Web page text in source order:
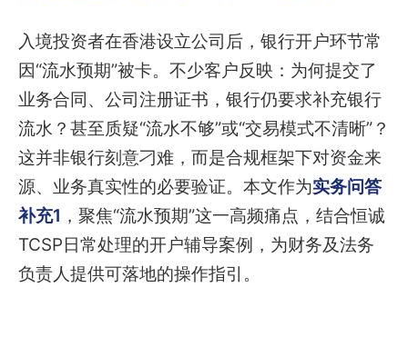
入境投资者在香港设立公司后，银行开户环节常
因“流水预期”被卡。不少客户反映：为何提交了
业务合同、公司注册证书，银行仍要求补充银行
流水？甚至质疑“流水不够”或“交易模式不清晰”？
这并非银行刻意刁难，而是合规框架下对资金来
源、业务真实性的必要验证。本文作为实务问答
补充1 ，聚焦“流水预期”这一高频痛点，结合恒诚
TCSP日常处理的开户辅导案例，为财务及法务
负责人提供可落地的操作指引。